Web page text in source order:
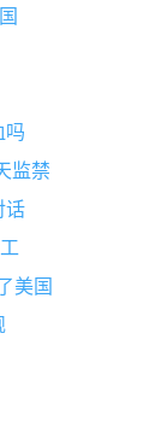
吗
监禁
话
美国